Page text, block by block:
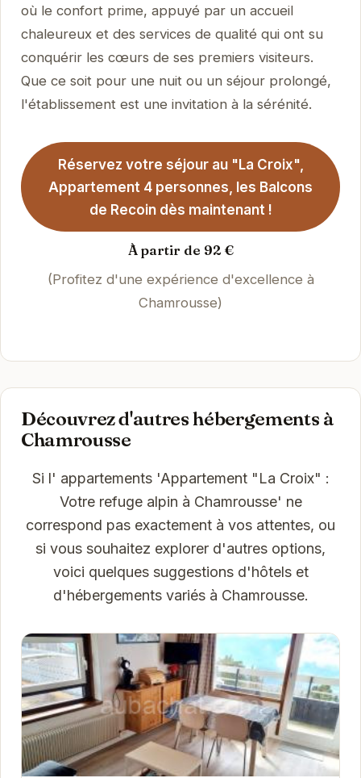
où le confort prime, appuyé par un accueil
chaleureux et des services de qualité qui ont su
conquérir les cœurs de ses premiers visiteurs.
Que ce soit pour une nuit ou un séjour prolongé,
l'établissement est une invitation à la sérénité.
Réservez votre séjour au "La Croix",
Appartement 4 personnes, les Balcons
de Recoin dès maintenant !
À partir de 92 €
(Profitez d'une expérience d'excellence à
Chamrousse)
Découvrez d'autres hébergements à
Chamrousse
Si l' appartements 'Appartement "La Croix" :
Votre refuge alpin à Chamrousse' ne
correspond pas exactement à vos attentes, ou
si vous souhaitez explorer d'autres options,
voici quelques suggestions d'hôtels et
d'hébergements variés à Chamrousse.